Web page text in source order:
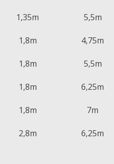
1,35m 5,5m
1,8m 4,75m
1,8m 5,5m
1,8m 6,25m
1,8m 7m
2,8m 6,25m